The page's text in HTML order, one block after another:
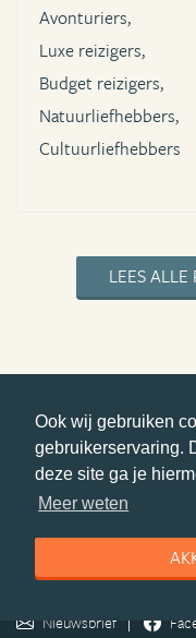
Ook wij gebruiken
gebruikerservaring.
deze site ga je
Meer weten
Avonturiers,
Luxe reizigers,
Budget reizigers,
Natuurliefhebbers,
Cultuurliefhebbers
LEES ALLE
deel deze pagina
© Getaway Travel
Privacy
Nieuwsbrief